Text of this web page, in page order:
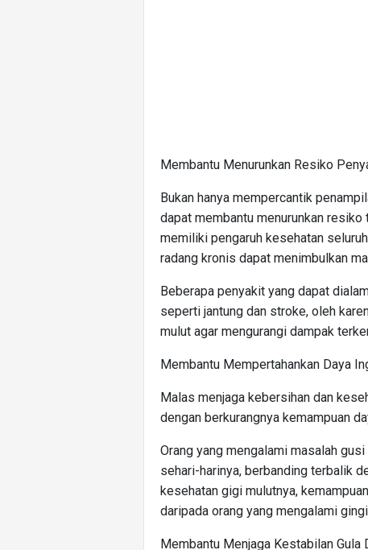
Membantu Menurunkan Resiko
Bukan hanya mempercantik
dapat membantu menurunkan
memiliki pengaruh kesehatan
radang kronis dapat menimbulkan
Beberapa penyakit yang dapat
seperti jantung dan stroke, oleh
mulut agar mengurangi dampak
Membantu Mempertahankan Daya
Malas menjaga kebersihan dan
dengan berkurangnya kemampuan
Orang yang mengalami masalah
sehari-harinya, berbanding terbalik
kesehatan gigi mulutnya,
daripada orang yang mengalami
Membantu Menjaga Kestabilan Gula